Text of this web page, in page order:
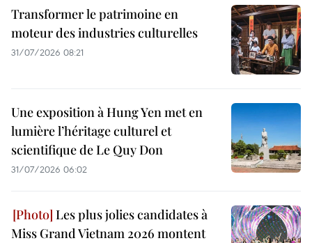
Transformer le patrimoine en
moteur des industries culturelles
31/07/2026 08:21
Une exposition à Hung Yen met en
lumière l’héritage culturel et
scientifique de Le Quy Don
31/07/2026 06:02
Les plus jolies candidates à
Miss Grand Vietnam 2026 montent